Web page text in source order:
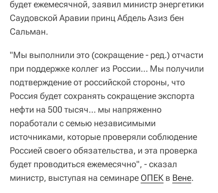
будет ежемесячной, заявил министр энергетики
Саудовской Аравии принц Абдель Азиз бен
Сальман.
"Мы выполнили это (сокращение - ред.) отчасти
при поддержке коллег из России… Мы получили
подтверждение от российской стороны, что
Россия будет сохранять сокращение экспорта
нефти на 500 тысяч… мы напряженно
поработали с семью независимыми
источниками, которые проверяли соблюдение
Россией своего обязательства, и эта проверка
будет проводиться ежемесячно", - сказал
министр, выступая на семинаре ОПЕК в Вене.